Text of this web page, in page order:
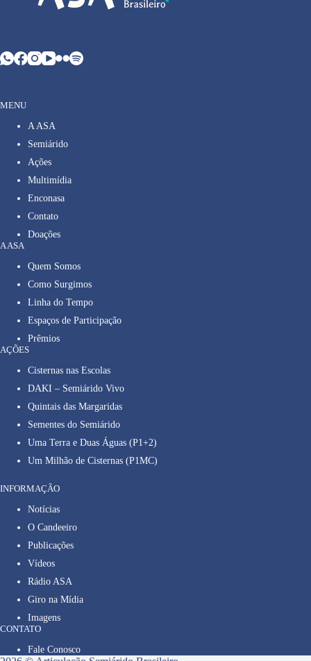
MENU
A ASA
Semiárido
Ações
Multimídia
Enconasa
Contato
Doações
A ASA
Quem Somos
Como Surgimos
Linha do Tempo
Espaços de Participação
Prêmios
AÇÕES
Cisternas nas Escolas
DAKI – Semiárido Vivo
Quintais das Margaridas
Sementes do Semiárido
Uma Terra e Duas Águas (P1+2)
Um Milhão de Cisternas (P1MC)
INFORMAÇÃO
Notícias
O Candeeiro
Publicações
Vídeos
Rádio ASA
Giro na Mídia
Imagens
CONTATO
Fale Conosco